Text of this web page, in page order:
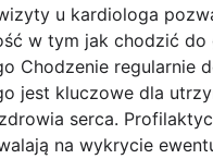
u kardiologa
w tym jak chodzić do
Chodzenie regularnie
jest kluczowe dla
serca.
na wykrycie